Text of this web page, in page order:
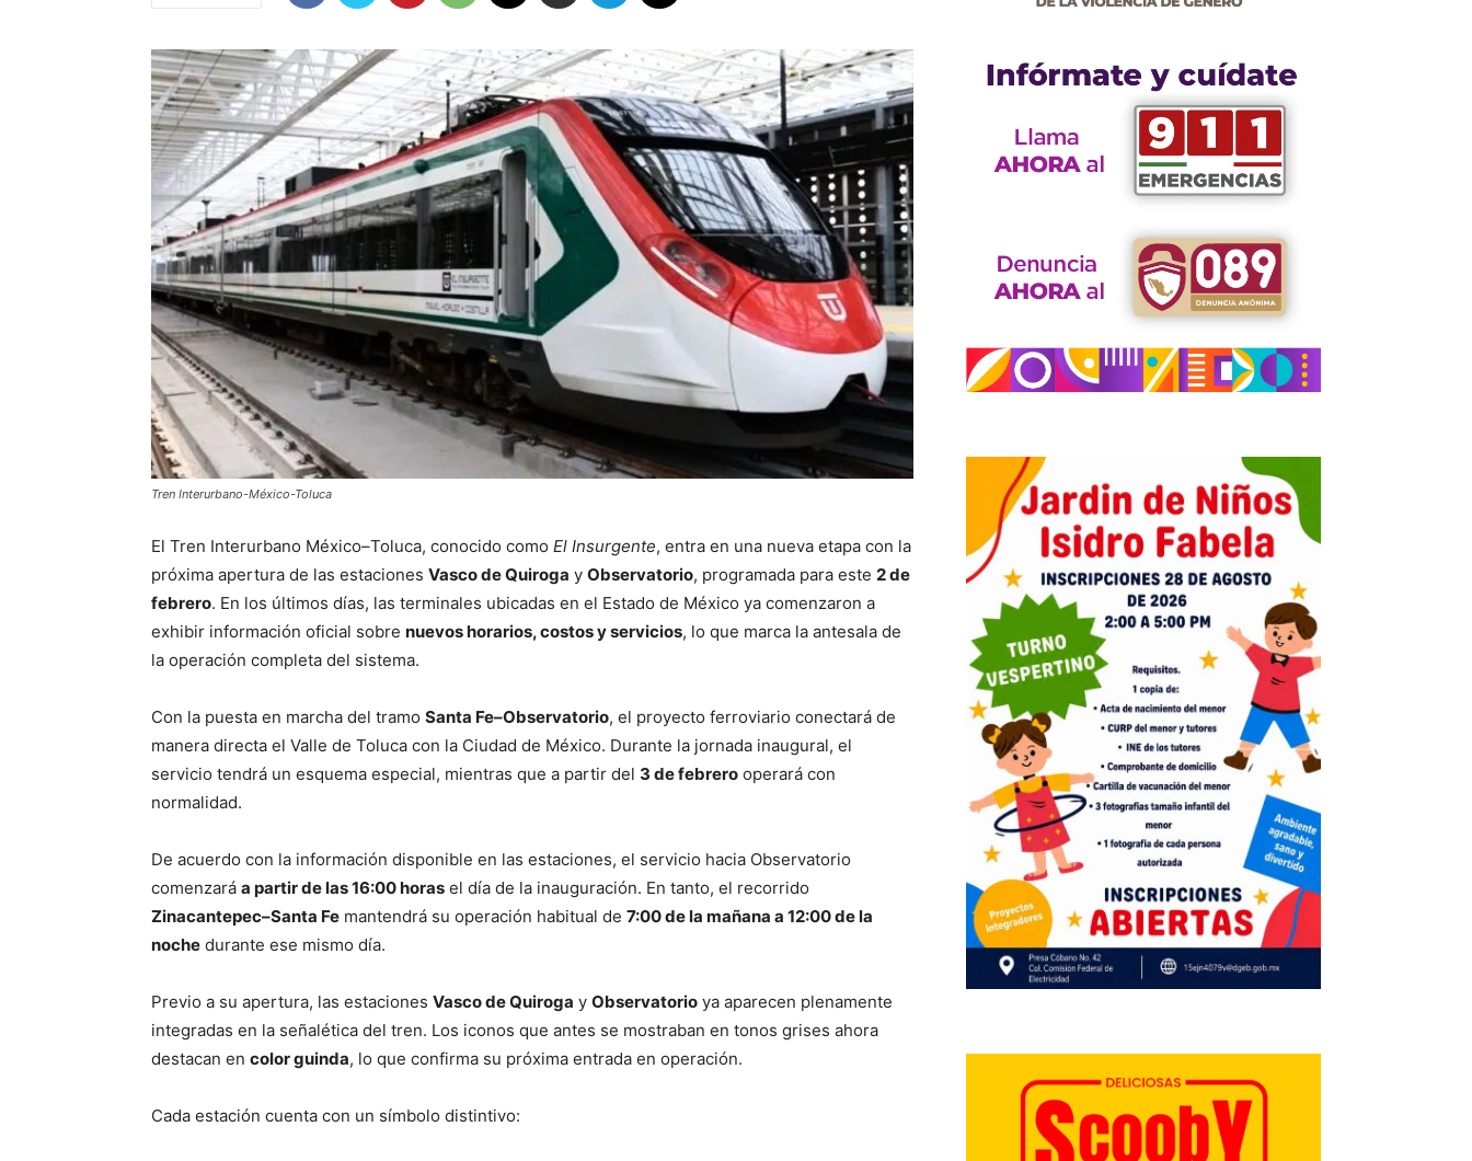
Tren Interurbano-México-Toluca
El Tren Interurbano México–Toluca, conocido como El Insurgente, entra en una nueva etapa con la
próxima apertura de las estaciones Vasco de Quiroga y Observatorio, programada para este 2 de
febrero. En los últimos días, las terminales ubicadas en el Estado de México ya comenzaron a
exhibir información oficial sobre nuevos horarios, costos y servicios, lo que marca la antesala de
la operación completa del sistema.
Con la puesta en marcha del tramo Santa Fe–Observatorio, el proyecto ferroviario conectará de
manera directa el Valle de Toluca con la Ciudad de México. Durante la jornada inaugural, el
servicio tendrá un esquema especial, mientras que a partir del 3 de febrero operará con
normalidad.
De acuerdo con la información disponible en las estaciones, el servicio hacia Observatorio
comenzará a partir de las 16:00 horas el día de la inauguración. En tanto, el recorrido
Zinacantepec–Santa Fe mantendrá su operación habitual de 7:00 de la mañana a 12:00 de la
noche durante ese mismo día.
Previo a su apertura, las estaciones Vasco de Quiroga y Observatorio ya aparecen plenamente
integradas en la señalética del tren. Los iconos que antes se mostraban en tonos grises ahora
destacan en color guinda, lo que confirma su próxima entrada en operación.
Cada estación cuenta con un símbolo distintivo: